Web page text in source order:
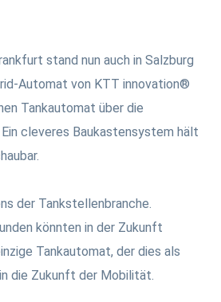
stand nun auch in Salzburg
Automat von KTT innovation®
Tankautomat über die
cleveres Baukastensystem hält
der Tankstellenbranche.
könnten in der Zukunft
Tankautomat, der dies als
die Zukunft der Mobilität.